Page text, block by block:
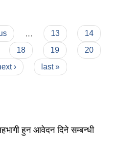
13
14
18 19
20
› last »
हुन आवेदन दिने सम्बन्धी